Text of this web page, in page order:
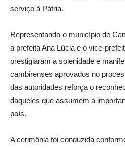
serviço à Pátria.
Representando o município de
a prefeita Ana Lúcia e o vice-
prestigiaram a solenidade e
cambirenses aprovados no
das autoridades reforça o
daqueles que assumem a
país.
A cerimônia foi conduzida